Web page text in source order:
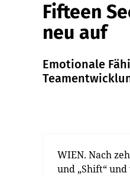
Fifteen
neu auf
Emotionale
WIEN. Nach
und „Shift“